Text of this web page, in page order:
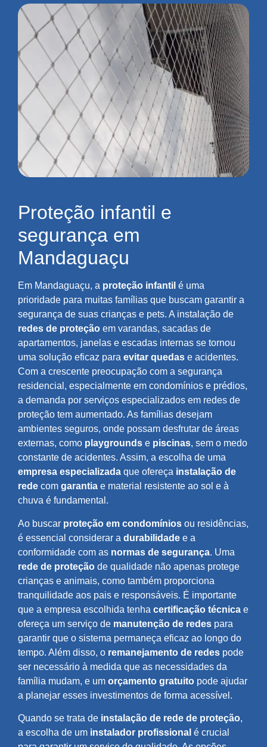
Proteção infantil e
segurança em
Mandaguaçu
Em Mandaguaçu, a proteção infantil é uma
prioridade para muitas famílias que buscam garantir a
segurança de suas crianças e pets. A instalação de
redes de proteção em varandas, sacadas de
apartamentos, janelas e escadas internas se tornou
uma solução eficaz para evitar quedas e acidentes.
Com a crescente preocupação com a segurança
residencial, especialmente em condomínios e prédios,
a demanda por serviços especializados em redes de
proteção tem aumentado. As famílias desejam
ambientes seguros, onde possam desfrutar de áreas
externas, como playgrounds e piscinas, sem o medo
constante de acidentes. Assim, a escolha de uma
empresa especializada que ofereça instalação de
rede com garantia e material resistente ao sol e à
chuva é fundamental.
Ao buscar proteção em condomínios ou residências,
é essencial considerar a durabilidade e a
conformidade com as normas de segurança. Uma
rede de proteção de qualidade não apenas protege
crianças e animais, como também proporciona
tranquilidade aos pais e responsáveis. É importante
que a empresa escolhida tenha certificação técnica e
ofereça um serviço de manutenção de redes para
garantir que o sistema permaneça eficaz ao longo do
tempo. Além disso, o remanejamento de redes pode
ser necessário à medida que as necessidades da
família mudam, e um orçamento gratuito pode ajudar
a planejar esses investimentos de forma acessível.
Quando se trata de instalação de rede de proteção,
a escolha de um instalador profissional é crucial